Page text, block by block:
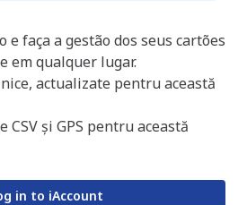
e faça a gestão dos seus cartões
em qualquer lugar.
actualizate pentru această
CSV și GPS pentru această
in to iAccount